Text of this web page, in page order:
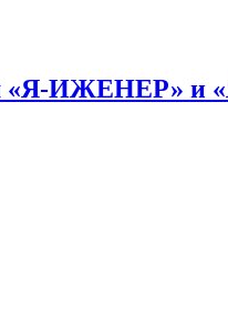
«Я-ИЖЕНЕР»